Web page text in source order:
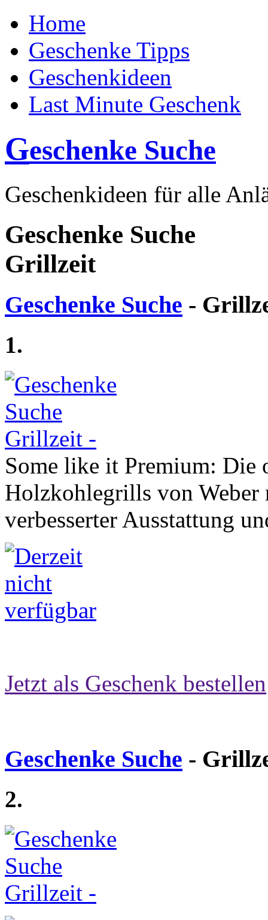
Home
Geschenke Tipps
Geschenkideen
Last Minute Geschenk
Geschenke Suche
Geschenkideen für alle
Geschenke Suche
Grillzeit
Geschenke Suche -
1.
Some like it Premium: Die
Holzkohlegrills von
verbesserter Ausstattung
Jetzt als Geschenk bestellen
Geschenke Suche -
2.